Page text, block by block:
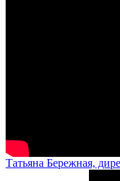
Татьяна Бережная,